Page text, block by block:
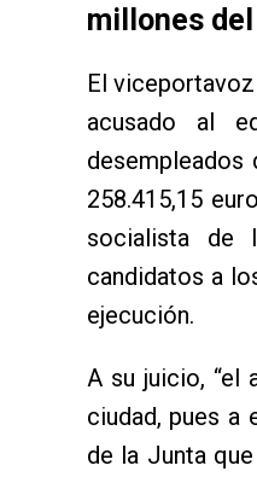
millones
El viceportavoz
acusado al
258.415,15
socialista de
candidatos a
ejecución.
A su juicio, “el
ciudad, pues a
de la Junta